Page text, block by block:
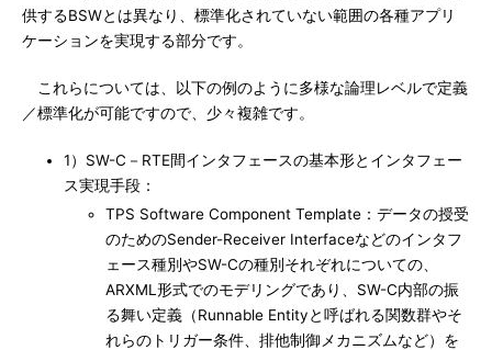
供するBSWとは異なり、標準化されていない範囲の各種アプリ
ケーションを実現する部分です。
これらについては、以下の例のように多様な論理レベルで定義
／標準化が可能ですので、少々複雑です。
1）SW-C－RTE間インタフェースの基本形とインタフェー
ス実現手段：
TPS Software Component Template：データの授受
のためのSender-Receiver Interfaceなどのインタフ
ェース種別やSW-Cの種別それぞれについての、
ARXML形式でのモデリングであり、SW-C内部の振
る舞い定義（Runnable Entityと呼ばれる関数群やそ
れらのトリガー条件、排他制御メカニズムなど）を